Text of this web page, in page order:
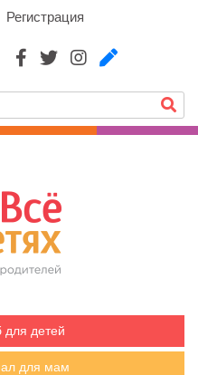
Регистрация
для детей
для мам